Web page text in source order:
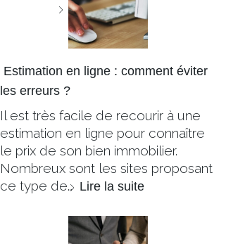
Estimation en ligne : comment éviter
les erreurs ?
Il est très facile de recourir à une
estimation en ligne pour connaître
le prix de son bien immobilier.
Nombreux sont les sites proposant
ce type de… Lire la suite